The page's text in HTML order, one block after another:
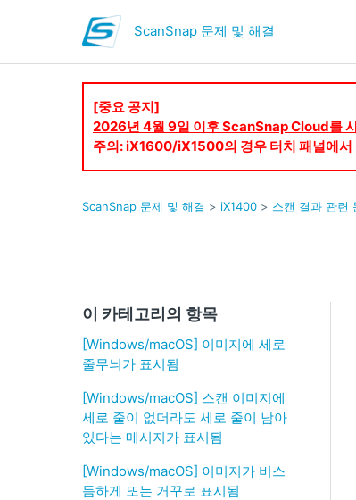
ScanSnap 문제 및 해결
[중요 공지]
2026년 4월 9일 이후 ScanSnap Cloud를
주의: iX1600/iX1500의 경우 터치 패널에
ScanSnap 문제 및 해결 iX1400 스캔 결과 관련
이 카테고리의 항목
[Windows/macOS] 이미지에 세로
줄무늬가 표시됨
[Windows/macOS] 스캔 이미지에
세로 줄이 없더라도 세로 줄이 남아
있다는 메시지가 표시됨
[Windows/macOS] 이미지가 비스
듬하게 또는 거꾸로 표시됨